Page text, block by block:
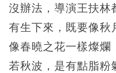
沒辦法，導演王扶林
有生下來，既要像秋
像春曉之花一樣燦爛
若秋波，是有點脂粉